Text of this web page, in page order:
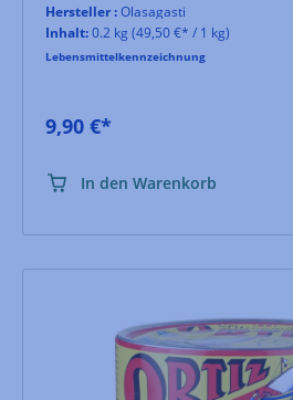
Hersteller :Olasagasti
Inhalt:0.2 kg (49,50 €* / 1 kg)
Lebensmittelkennzeichnung
9,90 €*
In den Warenkorb